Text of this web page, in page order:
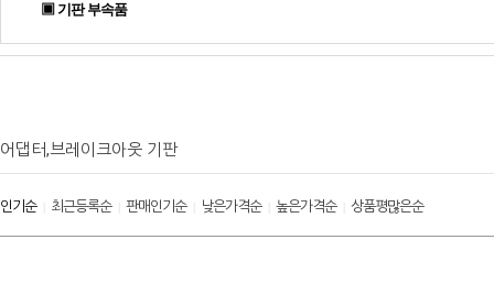
▣ 기판 부속품
어댑터,브레이크아웃 기판
인기순| 최근등록순| 판매인기순| 낮은가격순| 높은가격순| 상품평많은순